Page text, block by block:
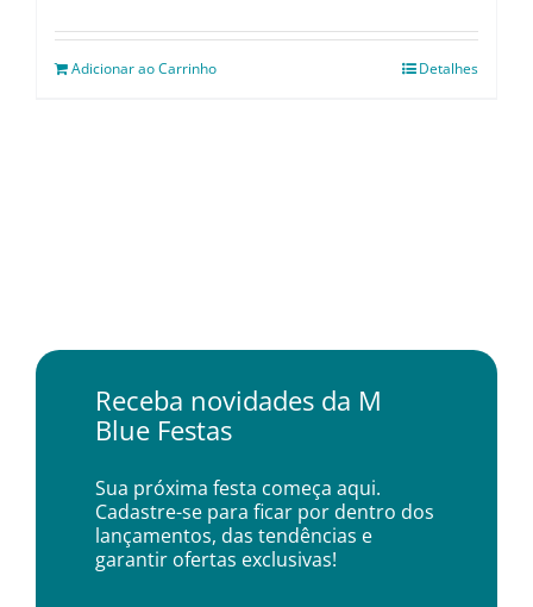
Adicionar ao Carrinho Detalhes
Receba novidades da M
Blue Festas
Sua próxima festa começa aqui.
Cadastre-se para ficar por dentro dos
lançamentos, das tendências e
garantir ofertas exclusivas!